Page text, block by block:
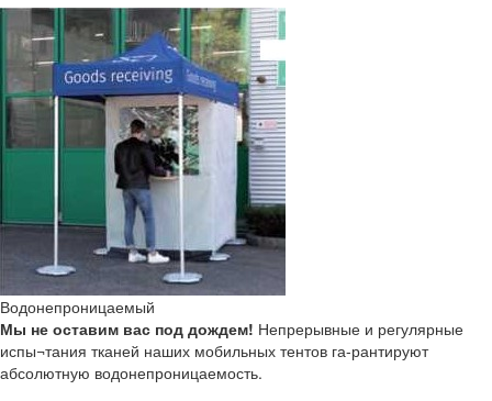
Водонепроницаемый
Мы не оставим вас под дождем! Непрерывные и регулярные
испы¬тания тканей наших мобильных тентов га-рантируют
абсолютную водонепроницаемость.